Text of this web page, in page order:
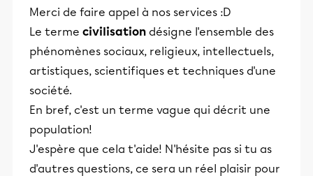
Merci de faire appel à nos services :D
Le terme civilisation désigne l'ensemble des
phénomènes sociaux, religieux, intellectuels,
artistiques, scientifiques et techniques d'une
société.
En bref, c'est un terme vague qui décrit une
population!
J'espère que cela t'aide! N'hésite pas si tu as
d'autres questions, ce sera un réel plaisir pour